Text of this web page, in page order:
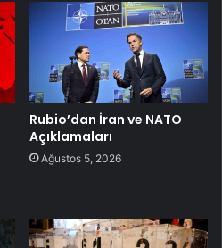
Rubio’dan İran ve NATO
Açıklamaları
Ağustos 5, 2026